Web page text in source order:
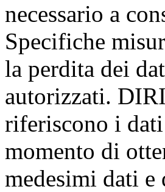
necessario a
Specifiche
la perdita dei
autorizzati.
riferiscono i
momento di
medesimi dati e